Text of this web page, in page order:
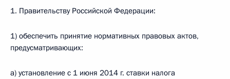
1. Правительству Российской Федерации:
1) обеспечить принятие нормативных правовых актов,
предусматривающих:
а) установление с 1 июня 2014 г. ставки налога